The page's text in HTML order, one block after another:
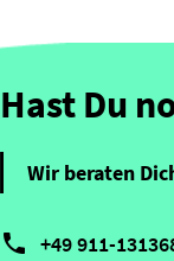
Hast Du
Wir beraten
 +49 911-